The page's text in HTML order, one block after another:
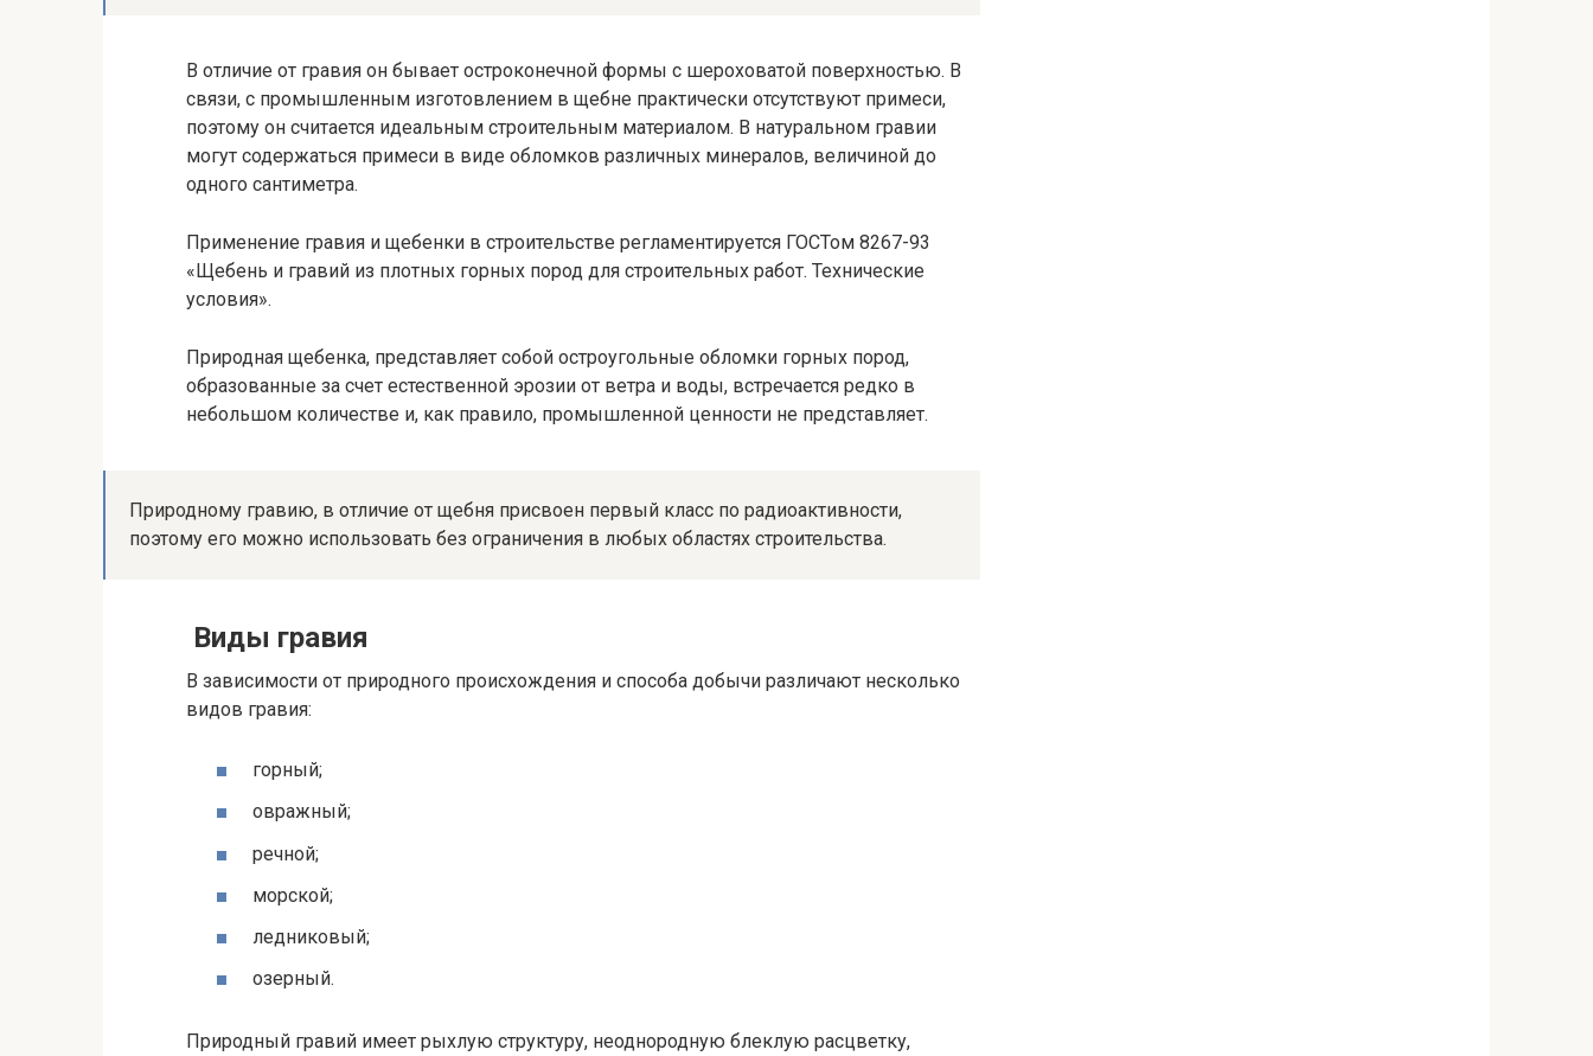
В отличие от гравия он бывает остроконечной формы с шероховатой поверхностью. В
связи, с промышленным изготовлением в щебне практически отсутствуют примеси,
поэтому он считается идеальным строительным материалом. В натуральном гравии
могут содержаться примеси в виде обломков различных минералов, величиной до
одного сантиметра.
Применение гравия и щебенки в строительстве регламентируется ГОСТом 8267-93
«Щебень и гравий из плотных горных пород для строительных работ. Технические
условия».
Природная щебенка, представляет собой остроугольные обломки горных пород,
образованные за счет естественной эрозии от ветра и воды, встречается редко в
небольшом количестве и, как правило, промышленной ценности не представляет.
Природному гравию, в отличие от щебня присвоен первый класс по радиоактивности,
поэтому его можно использовать без ограничения в любых областях строительства.
Виды гравия
В зависимости от природного происхождения и способа добычи различают несколько
видов гравия:
горный;
овражный;
речной;
морской;
ледниковый;
озерный.
Природный гравий имеет рыхлую структуру, неоднородную блеклую расцветку,